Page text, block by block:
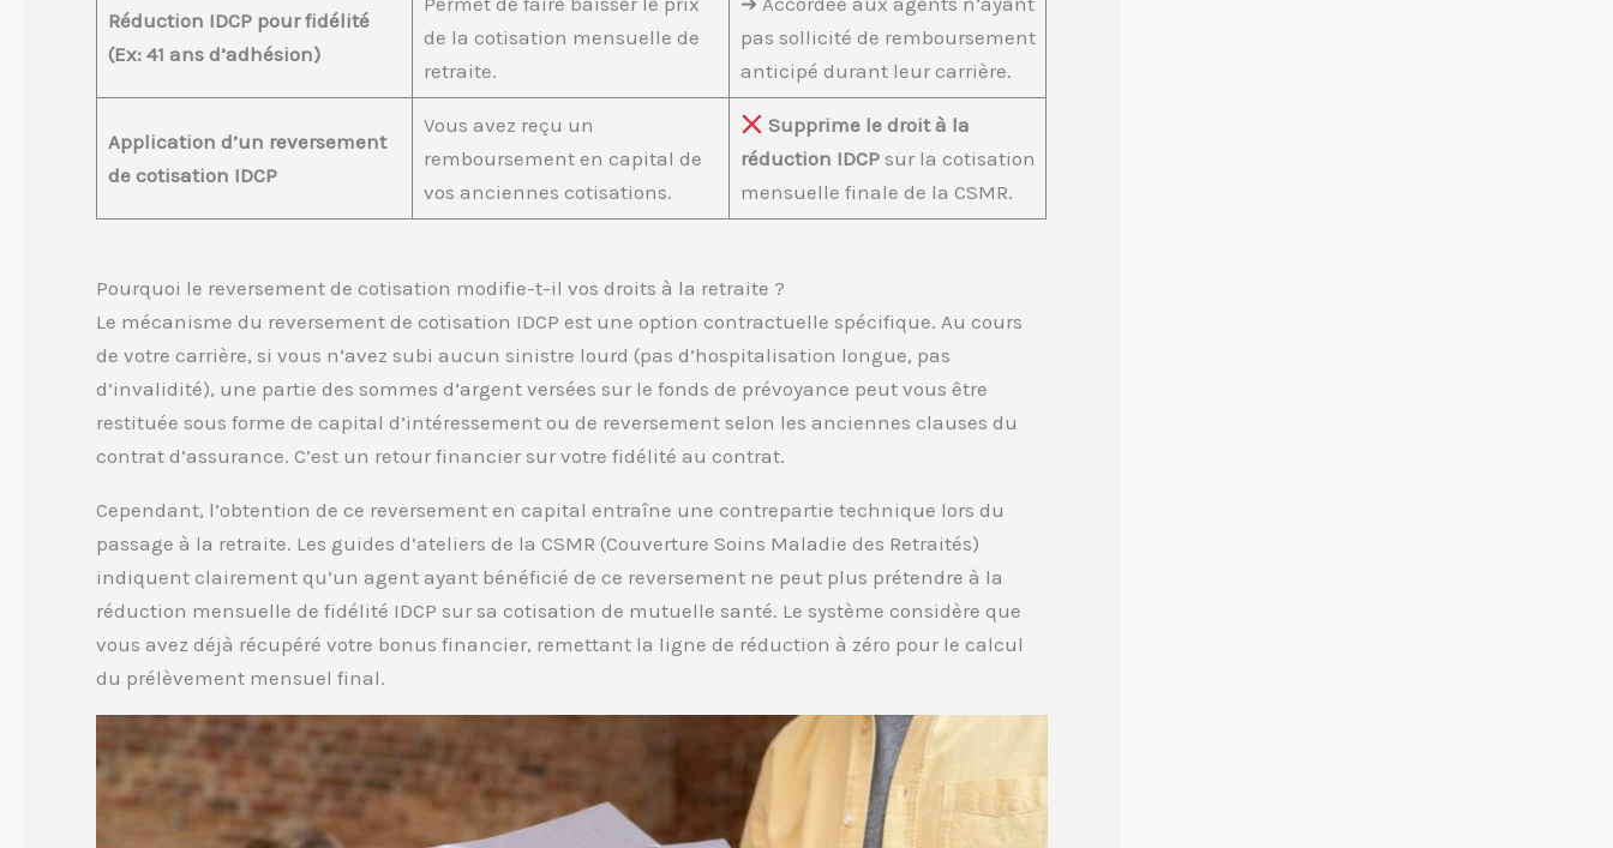
Réduction IDCP pour fidélité
(Ex: 41 ans d’adhésion)
de la cotisation mensuelle de
retraite.
pas sollicité de remboursement
anticipé durant leur carrière.
Application d’un reversement
de cotisation IDCP
Vous avez reçu un
remboursement en capital de
vos anciennes cotisations.
Supprime le droit à la
réduction IDCPsur la cotisation
mensuelle finale de la CSMR.
Pourquoi le reversement de cotisation modifie-t-il vos droits à la retraite ?
Le mécanisme du reversement de cotisation IDCP est une option contractuelle spécifique. Au cours
de votre carrière, si vous n’avez subi aucun sinistre lourd (pas d’hospitalisation longue, pas
d’invalidité), une partie des sommes d’argent versées sur le fonds de prévoyance peut vous être
restituée sous forme de capital d’intéressement ou de reversement selon les anciennes clauses du
contrat d’assurance. C’est un retour financier sur votre fidélité au contrat.
Cependant, l’obtention de ce reversement en capital entraîne une contrepartie technique lors du
passage à la retraite. Les guides d’ateliers de la CSMR (Couverture Soins Maladie des Retraités)
indiquent clairement qu’un agent ayant bénéficié de ce reversement ne peut plus prétendre à la
réduction mensuelle de fidélité IDCP sur sa cotisation de mutuelle santé. Le système considère que
vous avez déjà récupéré votre bonus financier, remettant la ligne de réduction à zéro pour le calcul
du prélèvement mensuel final.